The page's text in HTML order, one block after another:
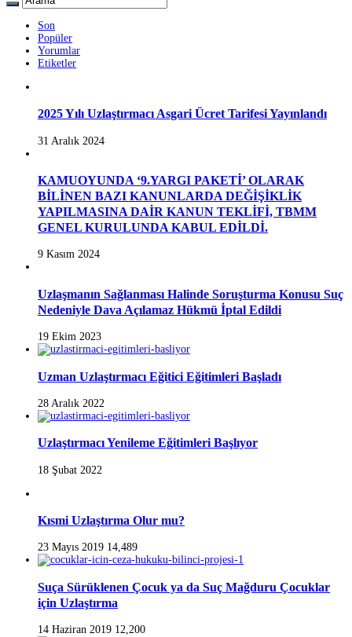
Son
Popüler
Yorumlar
Etiketler
2025 Yılı Uzlaştırmacı Asgari Ücret Tarifesi Yayınlandı
31 Aralık 2024
KAMUOYUNDA ‘9.YARGI PAKETİ’ OLARAK
BİLİNEN BAZI KANUNLARDA DEĞİŞİKLİK
YAPILMASINA DAİR KANUN TEKLİFİ, TBMM
GENEL KURULUNDA KABUL EDİLDİ.
9 Kasım 2024
Uzlaşmanın Sağlanması Halinde Soruşturma Konusu Suç
Nedeniyle Dava Açılamaz Hükmü İptal Edildi
19 Ekim 2023
Uzman Uzlaştırmacı Eğitici Eğitimleri Başladı
28 Aralık 2022
Uzlaştırmacı Yenileme Eğitimleri Başlıyor
18 Şubat 2022
Kısmi Uzlaştırma Olur mu?
23 Mayıs 2019 14,489
Suça Sürüklenen Çocuk ya da Suç Mağduru Çocuklar
için Uzlaştırma
14 Haziran 2019 12,200